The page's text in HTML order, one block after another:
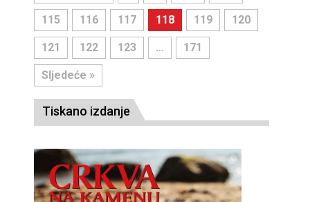
115 116 117 118 119 120
121 122 123 … 171
Sljedeće »
Tiskano izdanje